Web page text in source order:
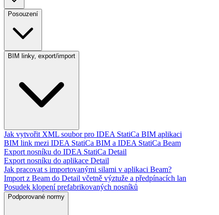
Posouzení
BIM linky, export/import
Jak vytvořit XML soubor pro IDEA StatiCa BIM aplikaci
BIM link mezi IDEA StatiCa BIM a IDEA StatiCa Beam
Export nosníku do IDEA StatiCa Detail
Export nosníku do aplikace Detail
Jak pracovat s importovanými silami v aplikaci Beam?
Import z Beam do Detail včetně výztuže a předpínacích lan
Posudek klopení prefabrikovaných nosníků
Podporované normy